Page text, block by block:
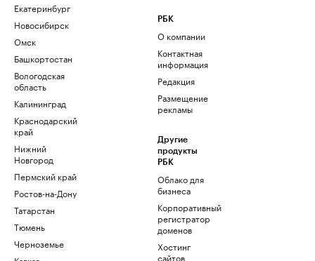
Екатеринбург
Новосибирск
Омск
Башкортостан
Вологодская
область
Калининград
Краснодарский
край
Нижний
Новгород
Пермский край
Ростов-на-Дону
Татарстан
Тюмень
Черноземье
РБК
О компании
Контактная
информация
Редакция
Размещение
рекламы
Другие
продукты
РБК
Облако для
бизнеса
Корпоративный
регистратор
доменов
Хостинг
сайтов